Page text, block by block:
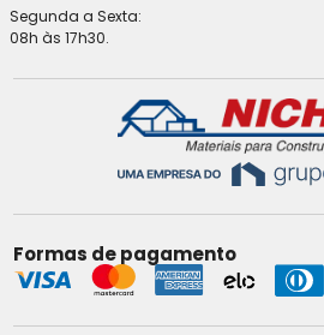
Segunda a Sexta:
08h às 17h30.
Formas de pagamento